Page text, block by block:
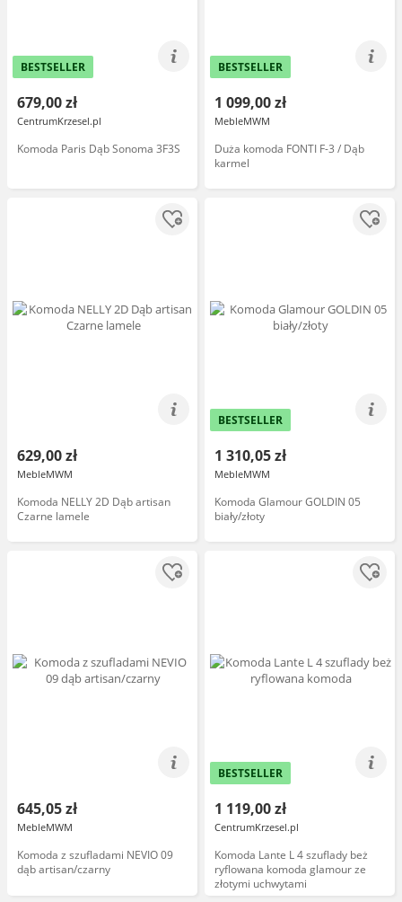
BESTSELLER
679,00 zł
CentrumKrzesel.pl
Komoda Paris Dąb Sonoma 3F3S
BESTSELLER
1 099,00 zł
MebleMWM
Duża komoda FONTI F-3 / Dąb
karmel
629,00 zł
MebleMWM
Komoda NELLY 2D Dąb artisan
Czarne lamele
BESTSELLER
1 310,05 zł
MebleMWM
Komoda Glamour GOLDIN 05
biały/złoty
645,05 zł
MebleMWM
Komoda z szufladami NEVIO 09
dąb artisan/czarny
BESTSELLER
1 119,00 zł
CentrumKrzesel.pl
Komoda Lante L 4 szuflady beż
ryflowana komoda glamour ze
złotymi uchwytami